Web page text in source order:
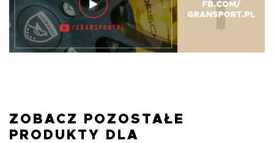
ZOBACZ POZOSTAŁE
PRODUKTY DLA